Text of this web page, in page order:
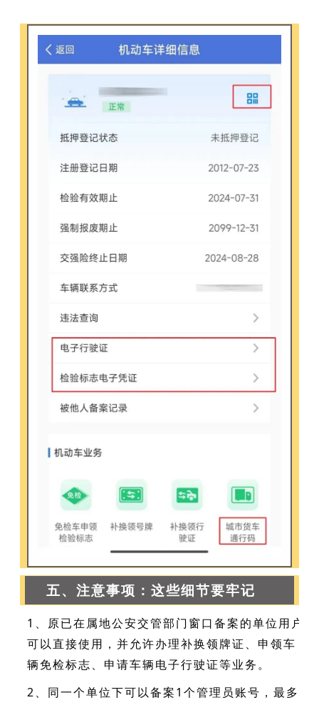
五、注意事项：这些细节要牢记
1、原已在属地公安交管部门窗口备案的单位用户
可以直接使用，并允许办理补换领牌证、申领车
辆免检标志、申请车辆电子行驶证等业务。
2、同一个单位下可以备案1个管理员账号，最多